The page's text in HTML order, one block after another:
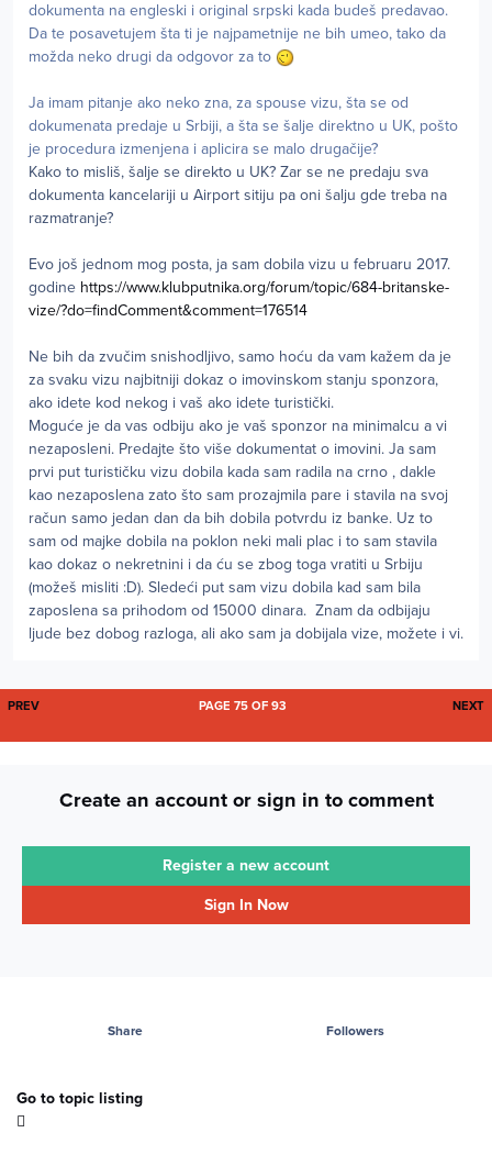
dokumenta na engleski i original srpski kada budeš predavao.
Da te posavetujem šta ti je najpametnije ne bih umeo, tako da
možda neko drugi da odgovor za to
Ja imam pitanje ako neko zna, za spouse vizu, šta se od
dokumenata predaje u Srbiji, a šta se šalje direktno u UK, pošto
je procedura izmenjena i aplicira se malo drugačije?
Kako to misliš, šalje se direkto u UK? Zar se ne predaju sva
dokumenta kancelariji u Airport sitiju pa oni šalju gde treba na
razmatranje?
Evo još jednom mog posta, ja sam dobila vizu u februaru 2017.
godine https://www.klubputnika.org/forum/topic/684-britanske-
vize/?do=findComment&comment=176514
Ne bih da zvučim snishodljivo, samo hoću da vam kažem da je
za svaku vizu najbitniji dokaz o imovinskom stanju sponzora,
ako idete kod nekog i vaš ako idete turistički.
Moguće je da vas odbiju ako je vaš sponzor na minimalcu a vi
nezaposleni. Predajte što više dokumentat o imovini. Ja sam
prvi put turističku vizu dobila kada sam radila na crno , dakle
kao nezaposlena zato što sam prozajmila pare i stavila na svoj
račun samo jedan dan da bih dobila potvrdu iz banke. Uz to
sam od majke dobila na poklon neki mali plac i to sam stavila
kao dokaz o nekretnini i da ću se zbog toga vratiti u Srbiju
(možeš misliti :D). Sledeći put sam vizu dobila kad sam bila
zaposlena sa prihodom od 15000 dinara. Znam da odbijaju
ljude bez dobog razloga, ali ako sam ja dobijala vize, možete i vi.
FIRST PAGE
PREV NEXT
PAGE 75 OF 93
Create an account or sign in to comment
Register a new account
Sign In Now
Share Followers
Go to topic listing